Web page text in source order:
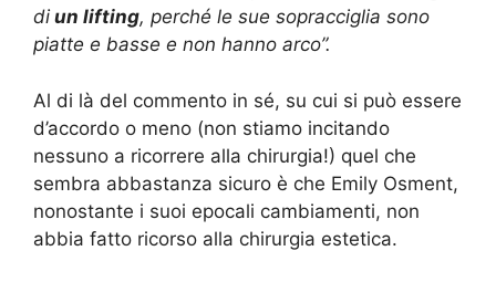
di un lifting, perché le sue sopracciglia sono
piatte e basse e non hanno arco”.
Al di là del commento in sé, su cui si può essere
d’accordo o meno (non stiamo incitando
nessuno a ricorrere alla chirurgia!) quel che
sembra abbastanza sicuro è che Emily Osment,
nonostante i suoi epocali cambiamenti, non
abbia fatto ricorso alla chirurgia estetica.